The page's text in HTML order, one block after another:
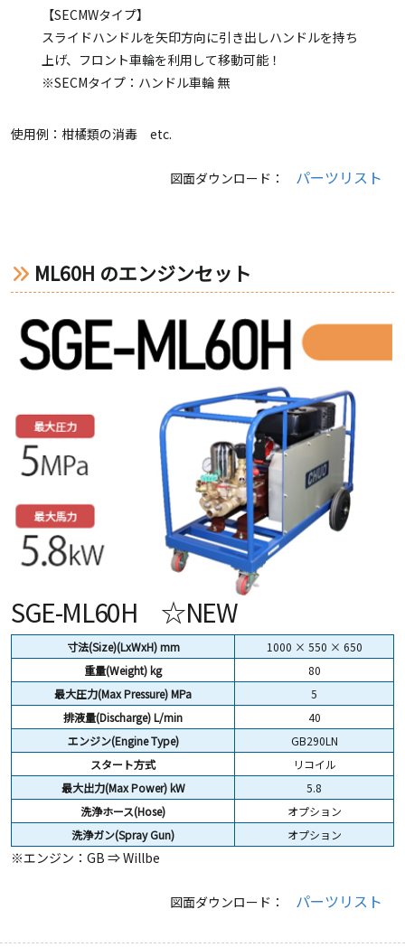
【SECMWタイプ】
スライドハンドルを矢印方向に引き出しハンドルを持ち
上げ、フロント車輪を利用して移動可能！
※SECMタイプ：ハンドル車輪 無
使用例：柑橘類の消毒 etc.
図面ダウンロード： パーツリスト
ML60H のエンジンセット
SGE-ML60H ☆NEW
寸法(Size)(LxWxH) mm
1000 × 550 × 650
重量(Weight) kg
80
最大圧力(Max Pressure) MPa
5
排液量(Discharge) L/min
40
エンジン(Engine Type)
GB290LN
スタート方式
リコイル
最大出力(Max Power) kW
5.8
洗浄ホース(Hose)
オプション
洗浄ガン(Spray Gun)
オプション
※エンジン：GB ⇒ Willbe
図面ダウンロード： パーツリスト